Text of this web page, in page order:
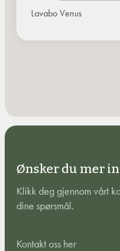
Lavabo Venus
Ønsker du mer
Klikk deg gjennom vårt
dine spørsmål.
Kontakt oss her